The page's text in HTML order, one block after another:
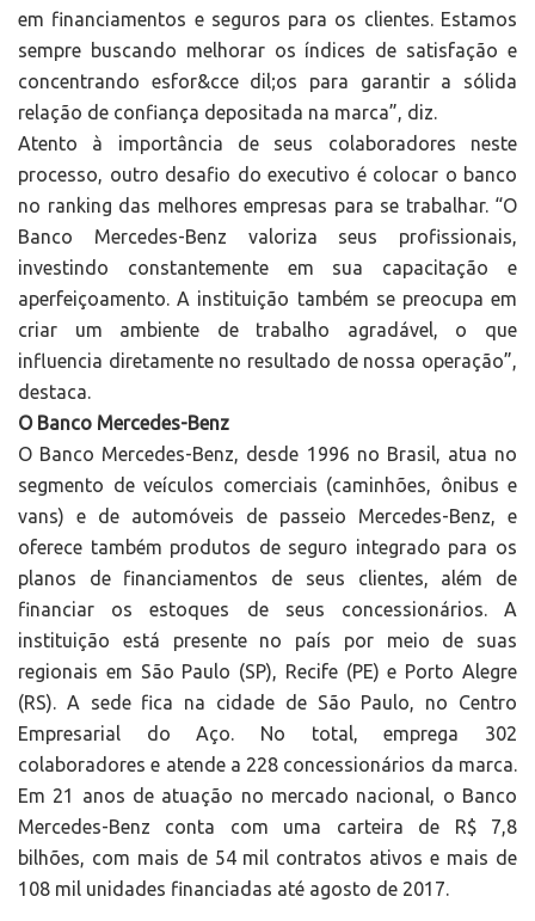
em financiamentos e seguros para os clientes. Estamos
sempre buscando melhorar os índices de satisfação e
concentrando esfor&cce dil;os para garantir a sólida
relação de confiança depositada na marca”, diz.
Atento à importância de seus colaboradores neste
processo, outro desafio do executivo é colocar o banco
no ranking das melhores empresas para se trabalhar. “O
Banco Mercedes-Benz valoriza seus profissionais,
investindo constantemente em sua capacitação e
aperfeiçoamento. A instituição também se preocupa em
criar um ambiente de trabalho agradável, o que
influencia diretamente no resultado de nossa operação”,
destaca.
O Banco Mercedes-Benz
O Banco Mercedes-Benz, desde 1996 no Brasil, atua no
segmento de veículos comerciais (caminhões, ônibus e
vans) e de automóveis de passeio Mercedes-Benz, e
oferece também produtos de seguro integrado para os
planos de financiamentos de seus clientes, além de
financiar os estoques de seus concessionários. A
instituição está presente no país por meio de suas
regionais em São Paulo (SP), Recife (PE) e Porto Alegre
(RS). A sede fica na cidade de São Paulo, no Centro
Empresarial do Aço. No total, emprega 302
colaboradores e atende a 228 concessionários da marca.
Em 21 anos de atuação no mercado nacional, o Banco
Mercedes-Benz conta com uma carteira de R$ 7,8
bilhões, com mais de 54 mil contratos ativos e mais de
108 mil unidades financiadas até agosto de 2017.